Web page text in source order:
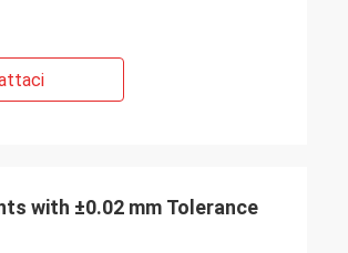
with ±0.02 mm Tolerance